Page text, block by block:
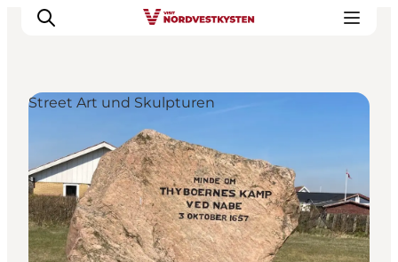
Urlaubsorte
Inspiration
Events
Unterkunft
Mach deine Urlaubsplanung
Street Art und Skulpturen